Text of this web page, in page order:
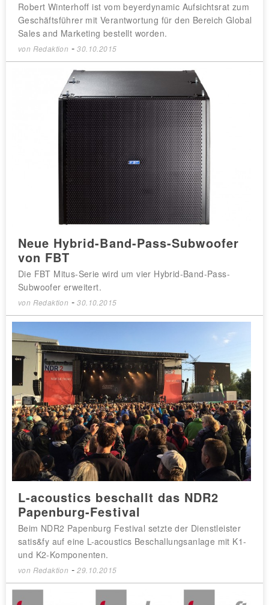
Robert Winterhoff ist vom beyerdynamic Aufsichtsrat zum
Geschäftsführer mit Verantwortung für den Bereich Global
Sales and Marketing bestellt worden.
von Redaktion -30.10.2015
Neue Hybrid-Band-Pass-Subwoofer
von FBT
Die FBT Mitus-Serie wird um vier Hybrid-Band-Pass-
Subwoofer erweitert.
von Redaktion -30.10.2015
L-acoustics beschallt das NDR2
Papenburg-Festival
Beim NDR2 Papenburg Festival setzte der Dienstleister
satis&fy auf eine L-acoustics Beschallungsanlage mit K1-
und K2-Komponenten.
von Redaktion -29.10.2015